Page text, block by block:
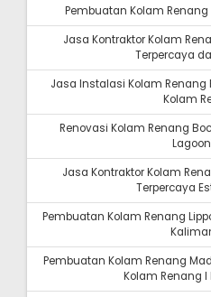
Pembuatan Kolam
Jasa Kontraktor Kolam
Terpercaya
Jasa Instalasi Kolam Renang
Kolam
Renovasi Kolam Renang
Jasa Kontraktor Kolam
Terpercaya
Pembuatan Kolam Renang
Pembuatan Kolam Renang
Kolam Renang I